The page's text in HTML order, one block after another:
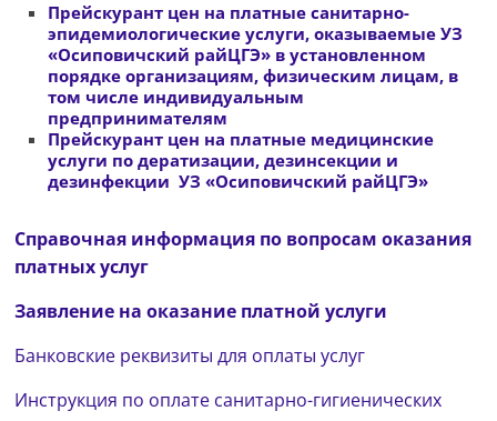
Прейскурант цен на платные санитарно-
эпидемиологические услуги, оказываемые УЗ
«Осиповичский райЦГЭ» в установленном
порядке организациям, физическим лицам, в
том числе индивидуальным
предпринимателям
Прейскурант цен на платные медицинские
услуги по дератизации, дезинсекции и
дезинфекции УЗ «Осиповичский райЦГЭ»
Справочная информация по вопросам оказания
платных услуг
Заявление на оказание платной услуги
Банковские реквизиты для оплаты услуг
Инструкция по оплате санитарно-гигиенических